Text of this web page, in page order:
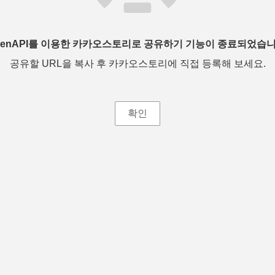
를 이용한 카카오스토리로 공유하기 기능이 종료되었습
공유할 URL을 복사 후 카카오스토리에 직접 등록해 보세요.
확인